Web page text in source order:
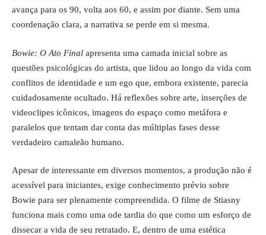
avança para os 90, volta aos 60, e assim por diante. Sem uma
coordenação clara, a narrativa se perde em si mesma.
Bowie: O Ato Final apresenta uma camada inicial sobre as
questões psicológicas do artista, que lidou ao longo da vida com
conflitos de identidade e um ego que, embora existente, parecia
cuidadosamente ocultado. Há reflexões sobre arte, inserções de
videoclipes icônicos, imagens do espaço como metáfora e
paralelos que tentam dar conta das múltiplas fases desse
verdadeiro camaleão humano.
Apesar de interessante em diversos momentos, a produção não é
acessível para iniciantes, exige conhecimento prévio sobre
Bowie para ser plenamente compreendida. O filme de Stiasny
funciona mais como uma ode tardia do que como um esforço de
dissecar a vida de seu retratado. E, dentro de uma estética